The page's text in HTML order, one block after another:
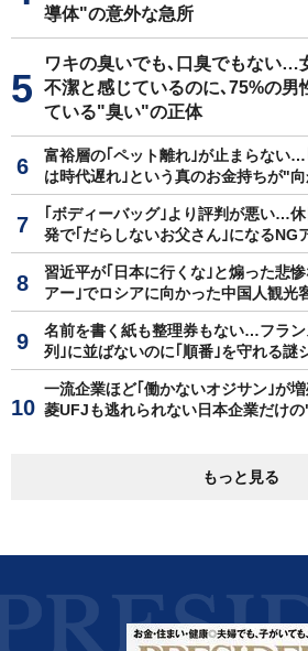
導体"の意外な急所
ワキの臭いでも､口臭でもない…
不潔と感じているのに､75%の男
ている"臭い"の正体
富裕層の｢ペット離れ｣が止まらない
は時代遅れ｣という真のお金持ちが"
｢ボディーバッグ｣より評判が悪い…
発で｢だらしないお父さん｣になるNG
習近平が｢日本に行くな｣と煽った悲
アー｣でロシアに向かった中国人観光
名前を書く紙も整理券もない…フラ
列｣に並ばないのに｢順番｣を守れる謎
一流企業ほど｢働かないオジサン｣が
菱UFJも逃れられない日本企業だけ
もっと見る